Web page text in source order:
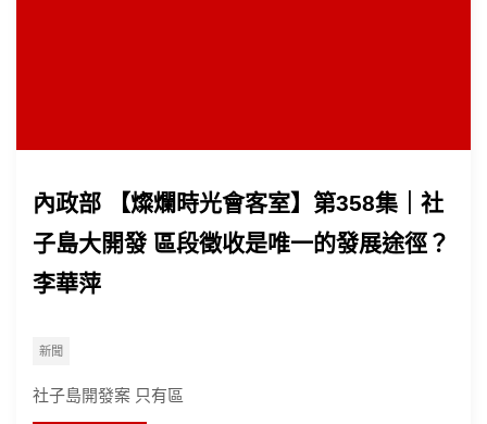
內政部 【燦爛時光會客室】第358集｜社
子島大開發 區段徵收是唯一的發展途徑？
李華萍
新聞
社子島開發案 只有區